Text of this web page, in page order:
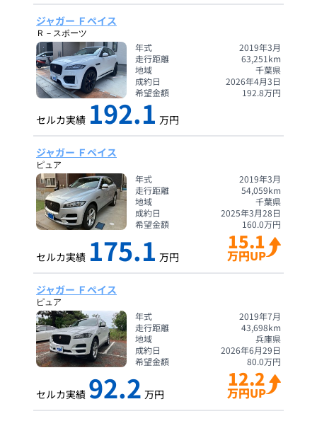
ジャガー Ｆペイス
Ｒ－スポーツ
年式
2019年3月
走行距離
63,251 km
地域
千葉県
成約日
2026年4月3日
希望金額
192.8万円
セルカ実績 192.1 万円
ジャガー Ｆペイス
ピュア
年式
2019年3月
走行距離
54,059km
地域
千葉県
成約日
2025年3月28日
希望金額
160.0万円
セルカ実績 175.1 万円
15.1
万円UP
ジャガー Ｆペイス
ピュア
年式
2019年7月
走行距離
43,698km
地域
兵庫県
成約日
2026年6月29日
希望金額
80.0万円
セルカ実績 92.2 万円
12.2
万円UP